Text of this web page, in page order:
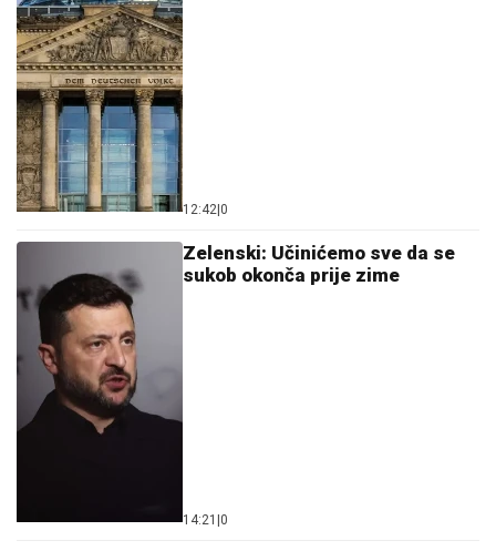
12:42 0
Zelenski: Učinićemo sve da se
sukob okonča prije zime
14:21 0